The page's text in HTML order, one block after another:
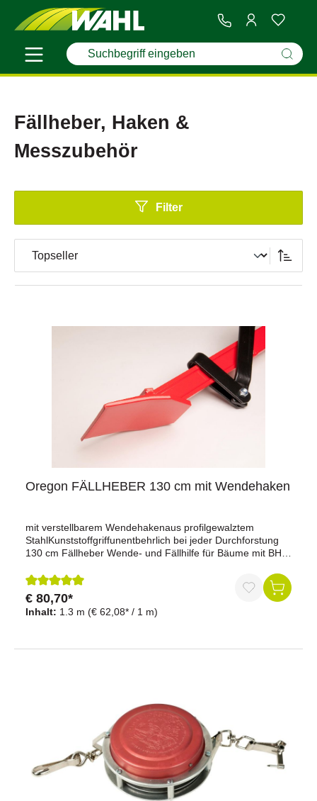
Fällheber, Haken &
Messzubehör
Filter
Oregon FÄLLHEBER 130 cm mit Wendehaken
mit verstellbarem Wendehakenaus profilgewalztem
StahlKunststoffgriffunentbehrlich bei jeder Durchforstung
130 cm Fällheber Wende- und Fällhilfe für Bäume mit BHD
Durchschnittliche Bewertung von 5 von 5 Sternen
Inhalt: 1.3 m (€ 62,08* / 1 m)
€ 80,70*